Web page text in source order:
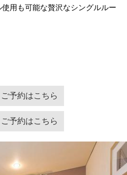
用も可能な贅沢なシングルルー
ご予約はこちら
ご予約はこちら